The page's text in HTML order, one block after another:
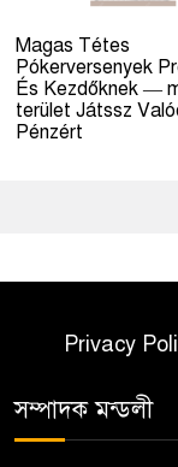
Magas Tétes
Pókerversenyek
És Kezdőknek —
terület Játssz
Pénzért
Privacy
সম্পাদক মন্ডলী